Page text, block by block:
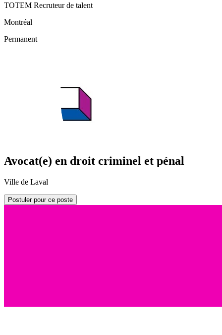
TOTEM Recruteur de talent
Montréal
Permanent
Avocat(e) en droit criminel et pénal
Ville de Laval
Postuler pour ce poste